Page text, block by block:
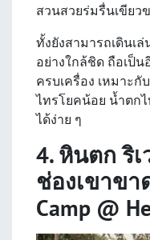
สวนสวยร่มรื่นเขียว
ทั้งยังสามารถเดินเ
อย่างใกล้ชิด ถือเป็
ครบเครื่อง เหมาะ
ไทรโยคน้อย น้ำตก
ได้ง่าย ๆ
4. หินตก ริ
ช่องเขาขา
Camp @